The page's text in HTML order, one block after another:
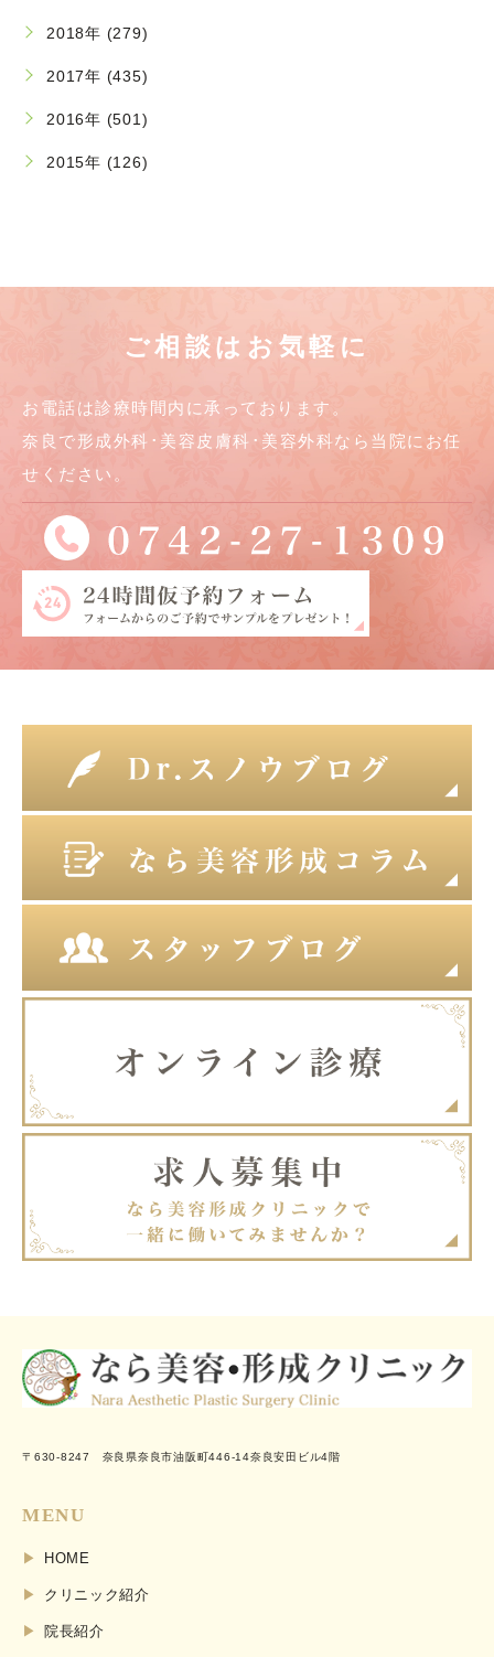
2018年 (279)
2017年 (435)
2016年 (501)
2015年 (126)
ご相談はお気軽に
お電話は診療時間内に承っております。
奈良で形成外科･美容皮膚科･美容外科なら当院にお任
せください。
〒630-8247 奈良県奈良市油阪町446-14奈良安田ビル4階
MENU
HOME
クリニック紹介
院長紹介